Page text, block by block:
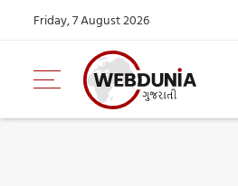
Friday, 7 August 2026